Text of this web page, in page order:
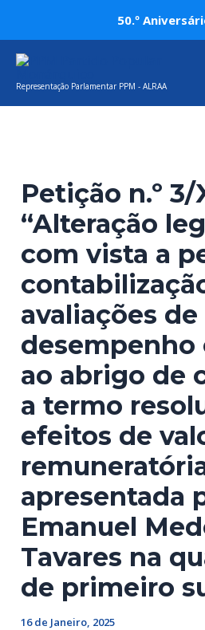
content
50.º
Representação Parlamentar PPM - ALRAA
Petição n.º 3/
“Alteração
com vista a
avaliações de
desempenho
ao abrigo de
a termo
efeitos de
apresentada
Emanuel
Tavares na
de primeiro
16 de Janeiro, 2025